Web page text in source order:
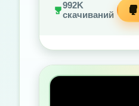
992K
скачиваний